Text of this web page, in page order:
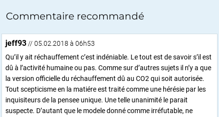
Commentaire recommandé
jeff93 // 05.02.2018 à 06h53
Qu’il y ait réchauffement c’est indéniable. Le tout est de savoir s’il est
dû à l’activité humaine ou pas. Comme sur d’autres sujets il n’y a que
la version officielle du réchauffement dû au CO2 qui soit autorisée.
Tout scepticisme en la matiére est traité comme une hérésie par les
inquisiteurs de la pensee unique. Une telle unanimité le parait
suspecte. D’autant que le modele donné comme irréfutable, ne